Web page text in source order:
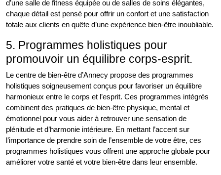
d’une salle de fitness équipée ou de salles de soins élégantes,
chaque détail est pensé pour offrir un confort et une satisfaction
totale aux clients en quête d’une expérience bien-être inoubliable.
5. Programmes holistiques pour
promouvoir un équilibre corps-esprit.
Le centre de bien-être d’Annecy propose des programmes
holistiques soigneusement conçus pour favoriser un équilibre
harmonieux entre le corps et l’esprit. Ces programmes intégrés
combinent des pratiques de bien-être physique, mental et
émotionnel pour vous aider à retrouver une sensation de
plénitude et d’harmonie intérieure. En mettant l’accent sur
l’importance de prendre soin de l’ensemble de votre être, ces
programmes holistiques vous offrent une approche globale pour
améliorer votre santé et votre bien-être dans leur ensemble.